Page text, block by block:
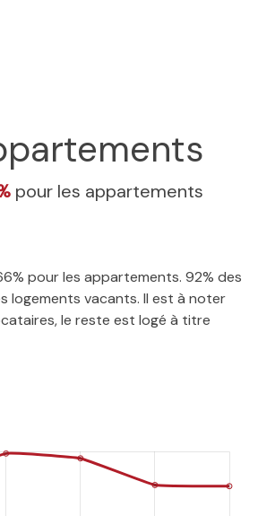
pour les appartements
pour les appartements. 92% des
logements vacants. Il est à noter
le reste est logé à titre